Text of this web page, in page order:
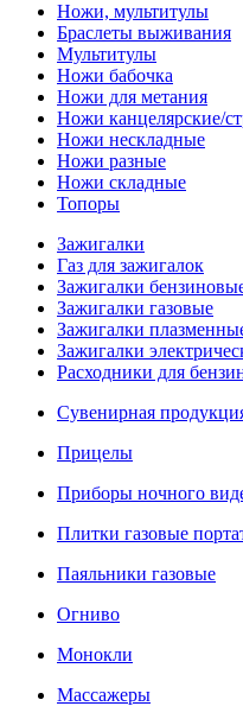
Ножи, мультитулы
Браслеты выживания
Мультитулы
Ножи бабочка
Ножи для метания
Ножи канцелярские/
Ножи нескладные
Ножи разные
Ножи складные
Топоры
Зажигалки
Газ для зажигалок
Зажигалки
Зажигалки газовые
Зажигалки
Зажигалки
Расходники для
Сувенирная
Прицелы
Приборы ночного
Плитки газовые
Паяльники газовые
Огниво
Монокли
Массажеры